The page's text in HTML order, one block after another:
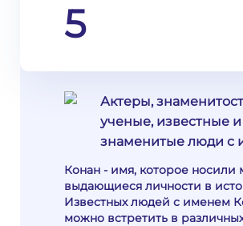
5
Актеры,
ученые, известные и
знаменитые люди с
Конан - имя, которое носили
выдающиеся личности в
Известных людей с именем
можно встретить в